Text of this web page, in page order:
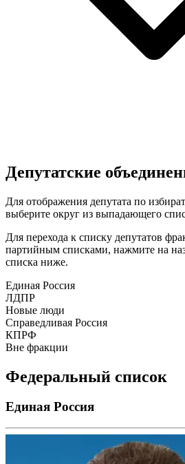
Депутатские
Для отображения депутата по
выберите округ из выпадающего
Для перехода к списку депутатов
партийным списками, нажмите на
списка ниже.
Единая Россия
ЛДПР
Новые люди
Справедливая Россия
КПРФ
Вне фракции
Федеральный список
Единая Россия